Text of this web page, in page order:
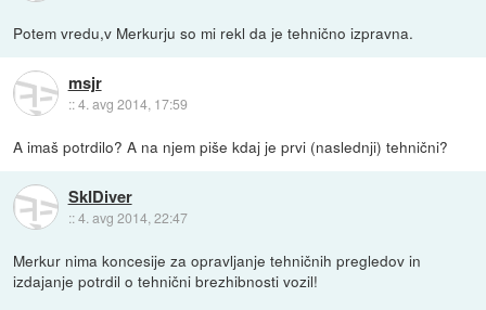
Potem vredu,v Merkurju so mi rekl da je tehnično izpravna.
msjr
::4. avg 2014, 17:59
A imaš potrdilo? A na njem piše kdaj je prvi (naslednji) tehnični?
SkIDiver
::4. avg 2014, 22:47
Merkur nima koncesije za opravljanje tehničnih pregledov in
izdajanje potrdil o tehnični brezhibnosti vozil!